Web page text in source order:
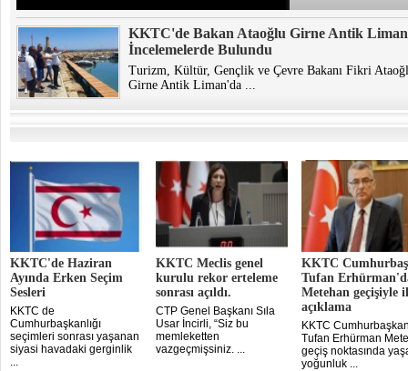
KKTC'de Bakan Ataoğlu Girne Antik
İncelemelerde Bulundu
Turizm, Kültür, Gençlik ve Çevre Bakanı Fikri
Girne Antik Liman'da ...
KKTC'de Haziran
Ayında Erken Seçim
Sesleri
KKTC de
Cumhurbaşkanlığı
seçimleri sonrası yaşanan
siyasi havadaki gerginlik
...
KKTC Meclis genel
kurulu rekor erteleme
sonrası açıldı.
CTP Genel Başkanı Sıla
Usar İncirli, “Siz bu
memleketten
vazgeçmişsiniz. ...
KKTC
Tufan
Metehan geçişiyle
açıklama
KKTC
Tufan Erhürman
geçiş noktasında
yoğunluk ...